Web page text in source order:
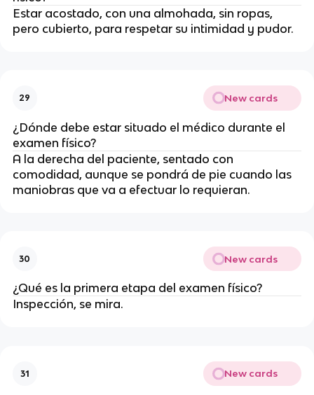
Estar acostado, con una almohada, sin ropas,
pero cubierto, para respetar su intimidad y pudor.
29 New cards
¿Dónde debe estar situado el médico durante el
examen físico?
A la derecha del paciente, sentado con
comodidad, aunque se pondrá de pie cuando las
maniobras que va a efectuar lo requieran.
30 New cards
¿Qué es la primera etapa del examen físico?
Inspección, se mira.
31 New cards